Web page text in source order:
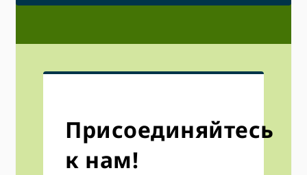
Присоединяйтесь
к нам!